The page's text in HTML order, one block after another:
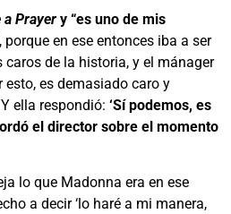
a Prayer y “es uno de mis
, porque en ese entonces iba a ser
de la historia, y el mánager
esto, es demasiado caro y
ella respondió: ‘Sí podemos, es
el director sobre el momento
lo que Madonna era en ese
a decir ‘lo haré a mi manera,